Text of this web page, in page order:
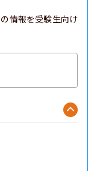
情報を受験生向け